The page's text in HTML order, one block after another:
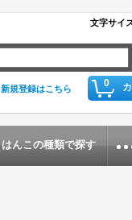
文字サイ
0
新規登録はこちら
はんこの種類で探す